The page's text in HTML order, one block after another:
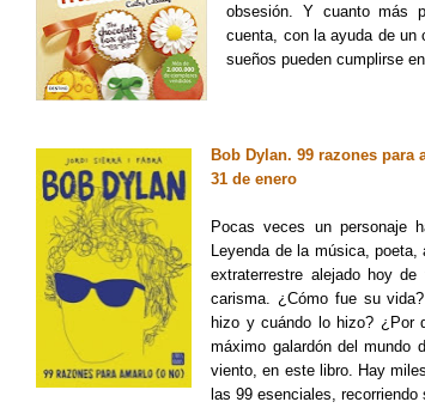
obsesión. Y cuanto más
cuenta, con la ayuda de un
sueños pueden cumplirse
Bob Dylan. 99 razones
31 de enero
Pocas veces un personaje
Leyenda de la música,
extraterrestre alejado hoy
carisma. ¿Cómo fue su
hizo y cuándo lo hizo? ¿Por
máximo galardón del mundo
viento, en este libro. Hay
las 99 esenciales, recorriendo